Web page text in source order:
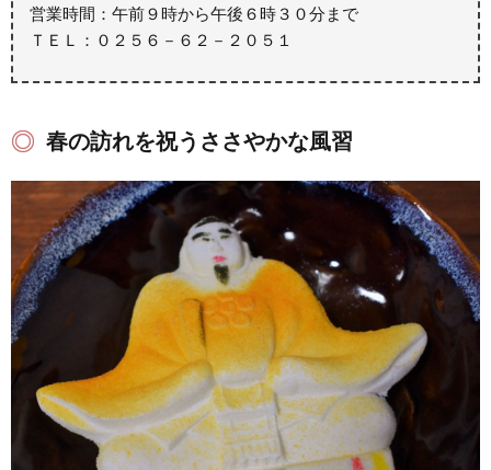
営業時間：午前９時から午後６時３０分まで
ＴＥＬ：０２５６－６２－２０５１
春の訪れを祝うささやかな風習